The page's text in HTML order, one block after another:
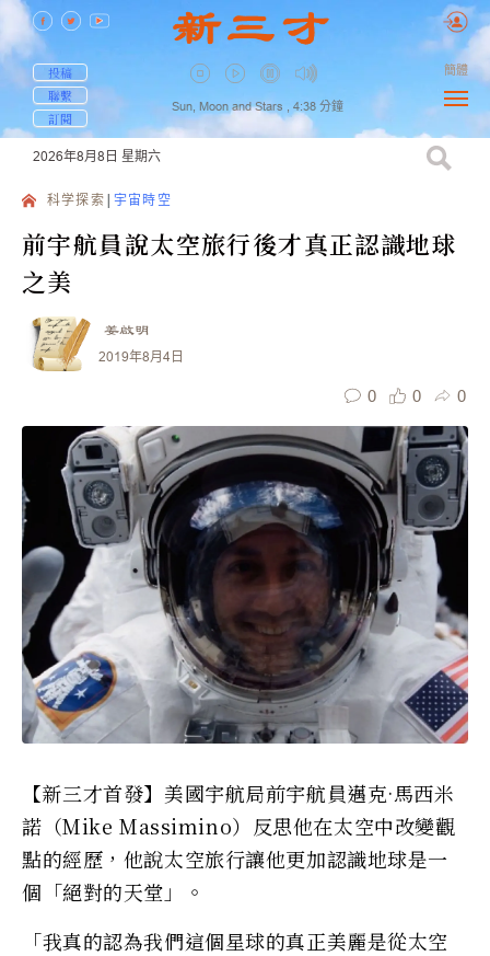
投稿
聯繫
訂閱
Sun, Moon and Stars , 4:38 分鐘
簡體
2026年8月8日 星期六
科学探索 宇宙時空
前宇航員說太空旅行後才真正認識地球
之美
姜啟明
2019年8月4日
0 0 0
【新三才首發】美國宇航局前宇航員邁克·馬西米
諾（Mike Massimino）反思他在太空中改變觀
點的經歷，他說太空旅行讓他更加認識地球是一
個「絕對的天堂」。
「我真的認為我們這個星球的真正美麗是從太空